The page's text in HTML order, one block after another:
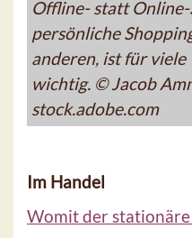
Offline- statt Online-
persönliche
anderen, ist für
wichtig. © Jacob
stock.adobe.com
Im Handel
Womit der